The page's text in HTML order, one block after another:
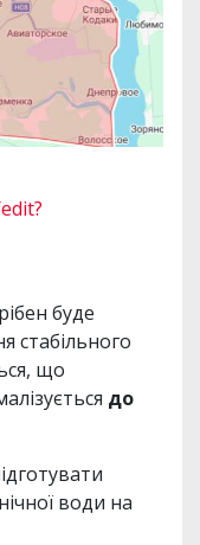
буде
стабільного
що
до
води на